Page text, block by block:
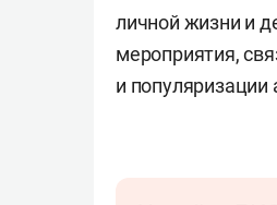
личной жизни и
мероприятия,
и популяризации